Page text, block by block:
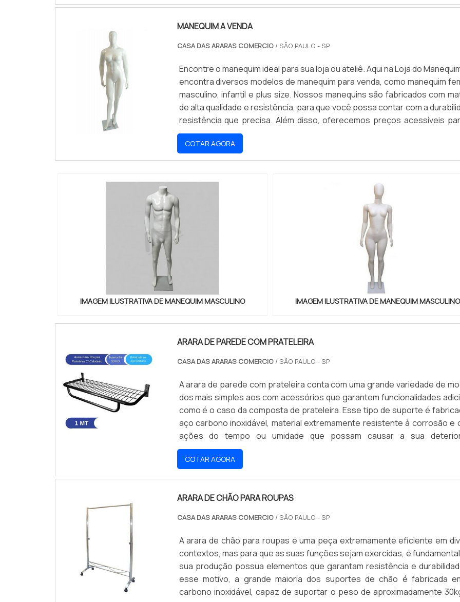
MANEQUIM A VENDA
CASA DAS ARARAS COMERCIO / SÃO PAULO - SP
Encontre o manequim ideal para sua loja ou ateliê. Aqui na Loja do
encontra diversos modelos de manequim para venda, como manequim
masculino, infantil e plus size. Nossos manequins são fabricados com
de alta qualidade e resistência, para que você possa contar com a
resistência que precisa. Além disso, oferecemos preços acessíveis
você possa adquirir o manequim ideal para seu negócio. Aproveite e
seu manequim!
COTAR AGORA
IMAGEM ILUSTRATIVA DE MANEQUIM MASCULINO IMAGEM ILUSTRATIVA DE MANEQUIM MASCULINO
ARARA DE PAREDE COM PRATELEIRA
CASA DAS ARARAS COMERCIO/ SÃO PAULO - SP
A arara de parede com prateleira conta com uma grande variedade de
dos mais simples aos com acessórios que garantem funcionalidades
como é o caso da composta de prateleira. Esse tipo de suporte é
aço carbono inoxidável, material extremamente resistente à corrosão e
ações do tempo ou umidade que possam causar a sua
FABRICADOS EM DIVERSOS MODELOSA sua resistência, no entanto,
somente relacionada a esses problemas que afetam o material.
COTAR AGORA
ARARA DE CHÃO PARA ROUPAS
CASA DAS ARARAS COMERCIO/ SÃO PAULO - SP
A arara de chão para roupas é uma peça extremamente eficiente em
contextos, mas para que as suas funções sejam exercidas, é
sua produção possua elementos que garantam resistência e
esse motivo, a grande maioria dos suportes de chão é fabricada
carbono inoxidável, capaz de suportar o peso de aproximadamente